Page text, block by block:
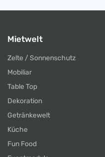
Mietwelt
Zelte / Sonnenschutz
Mobiliar
Table Top
Dekoration
Getränkewelt
Küche
Fun Food